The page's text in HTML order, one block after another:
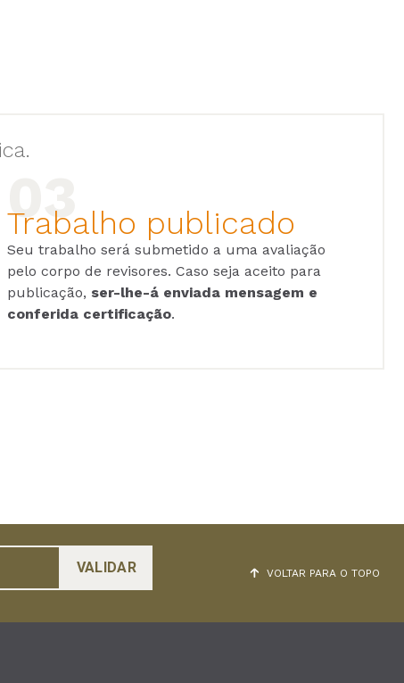
Trabalho publicado
Seu trabalho será submetido a uma avaliação
pelo corpo de revisores. Caso seja aceito para
publicação, ser-lhe-á enviada mensagem e
conferida certificação.
VOLTAR PARA O TOPO